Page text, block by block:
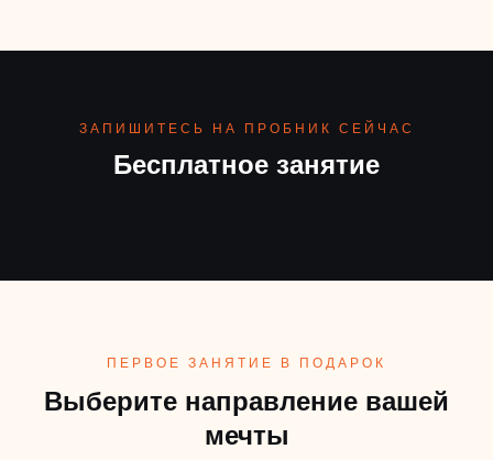
Бесплатное занятие
ЗАПИШИТЕСЬ НА ПРОБНИК СЕЙЧАС
ПЕРВОЕ ЗАНЯТИЕ В ПОДАРОК
Выберите направление вашей
мечты